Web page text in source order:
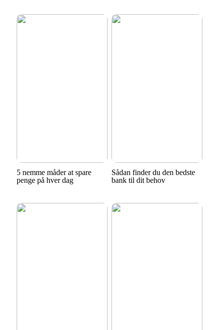
5 nemme måder at spare
penge på hver dag
Sådan finder du den bedste
bank til dit behov